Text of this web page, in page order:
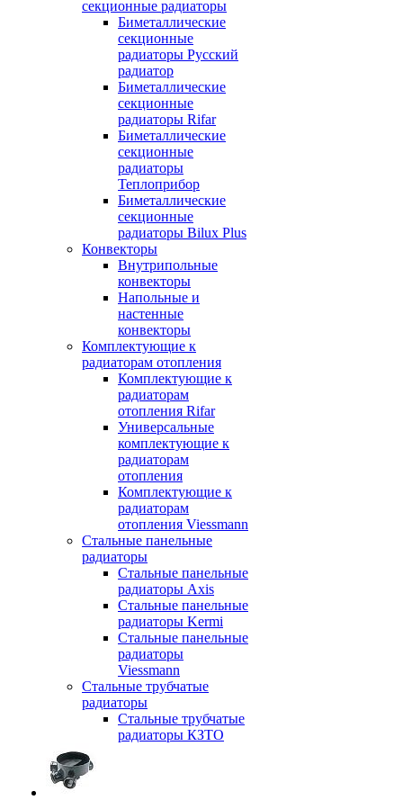
секционные радиаторы
Биметаллические
секционные
радиаторы Русский
радиатор
Биметаллические
секционные
радиаторы Rifar
Биметаллические
секционные
радиаторы
Теплоприбор
Биметаллические
секционные
радиаторы Bilux Plus
Конвекторы
Внутрипольные
конвекторы
Напольные и
настенные
конвекторы
Комплектующие к
радиаторам отопления
Комплектующие к
радиаторам
отопления Rifar
Универсальные
комплектующие к
радиаторам
отопления
Комплектующие к
радиаторам
отопления Viessmann
Стальные панельные
радиаторы
Стальные панельные
радиаторы Axis
Стальные панельные
радиаторы Kermi
Стальные панельные
радиаторы
Viessmann
Стальные трубчатые
радиаторы
Стальные трубчатые
радиаторы КЗТО